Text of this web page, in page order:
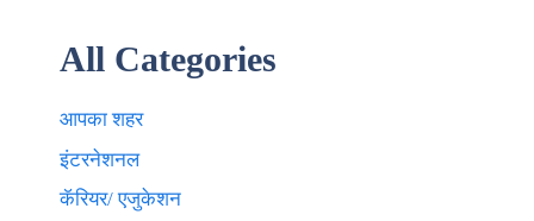
All Categories
आपका शहर
इंटरनेशनल
कॅरियर/ एजुकेशन